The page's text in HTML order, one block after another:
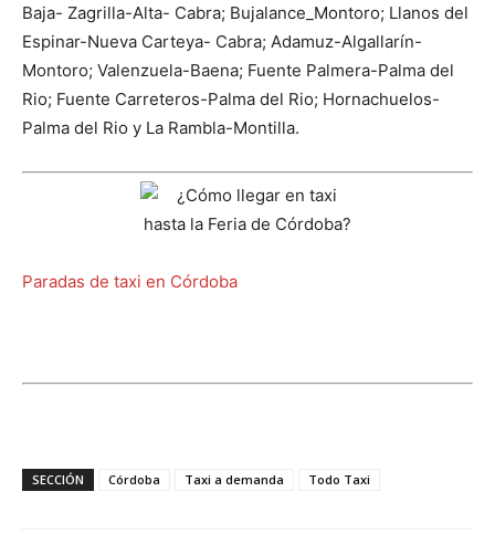
Baja- Zagrilla-Alta- Cabra; Bujalance_Montoro; Llanos del
Espinar-Nueva Carteya- Cabra; Adamuz-Algallarín-
Montoro; Valenzuela-Baena; Fuente Palmera-Palma del
Rio; Fuente Carreteros-Palma del Rio; Hornachuelos-
Palma del Rio y La Rambla-Montilla.
Paradas de taxi en Córdoba
SECCIÓN Córdoba Taxi a demanda Todo Taxi